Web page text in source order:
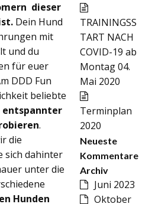
dieser
Dein Hund
mit
und du
für euer
DDD Fun
beliebte
entspannter
.
die
sich dahinter
unter die
Hunden
TRAININGSS
TART NACH
COVID-19 ab
Montag 04.
Mai 2020
Terminplan
2020
Neueste
Kommentare
Archiv
Juni 2023
Oktober